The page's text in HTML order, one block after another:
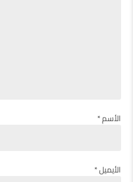
الأسم *
الأيميل *